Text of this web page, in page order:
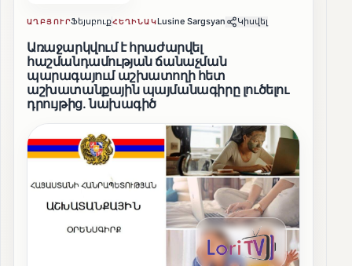
ԱՂԲՅՈՒՐՖեյսբուքՀԵՂԻՆԱԿLusine Sargsyan Կիսվել
Առաջարկվում է հրաժարվել
հաշմանդամության ճանաչման
պարագայում աշխատողի հետ
աշխատանքային պայմանագիրը լուծելու
դրույթից. նախագիծ